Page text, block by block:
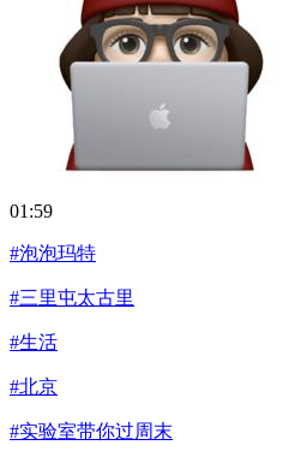
01:59
#泡泡玛特
#三里屯太古里
#生活
#北京
#实验室带你过周末